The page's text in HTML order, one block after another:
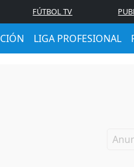
FÚTBOL TV
LIGA PROFESIONAL